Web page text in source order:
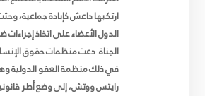
ارتكبها داعش كإبادة جماعية،
الدول الأعضاء على اتخاذ إجراءات
الجناة. دعت منظمات حقوق
في ذلك منظمة العفو الدولية
رايتس ووتش، إلى وضع أطر